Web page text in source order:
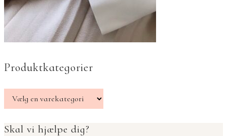
Produktkategorier
Skal vi hjælpe dig?